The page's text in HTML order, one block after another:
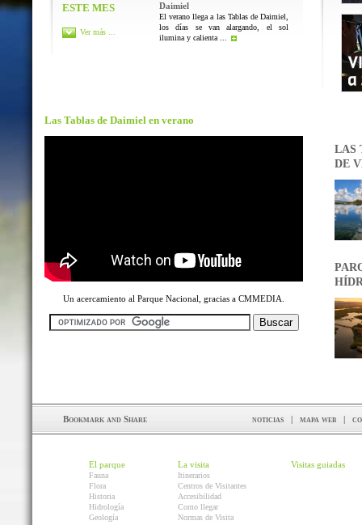
ESTE MES
Daimiel
El verano llega a las Tablas de Daimiel,
los días se van alargando, el sol
ilumina y calienta ...
Ver más ...
Las Tablas de Daimiel en verano
Un acercamiento al Parque Nacional, gracias a CMMEDIA.
LAS
DE
noticias | mapa web |
El parque
Fauna
Flora
Historia
Hidrología
Geología
La visita
Itinerarios
Centros de Visitantes
Accesibilidad
Como llegar
Normas de Visita
Visitas guiadas